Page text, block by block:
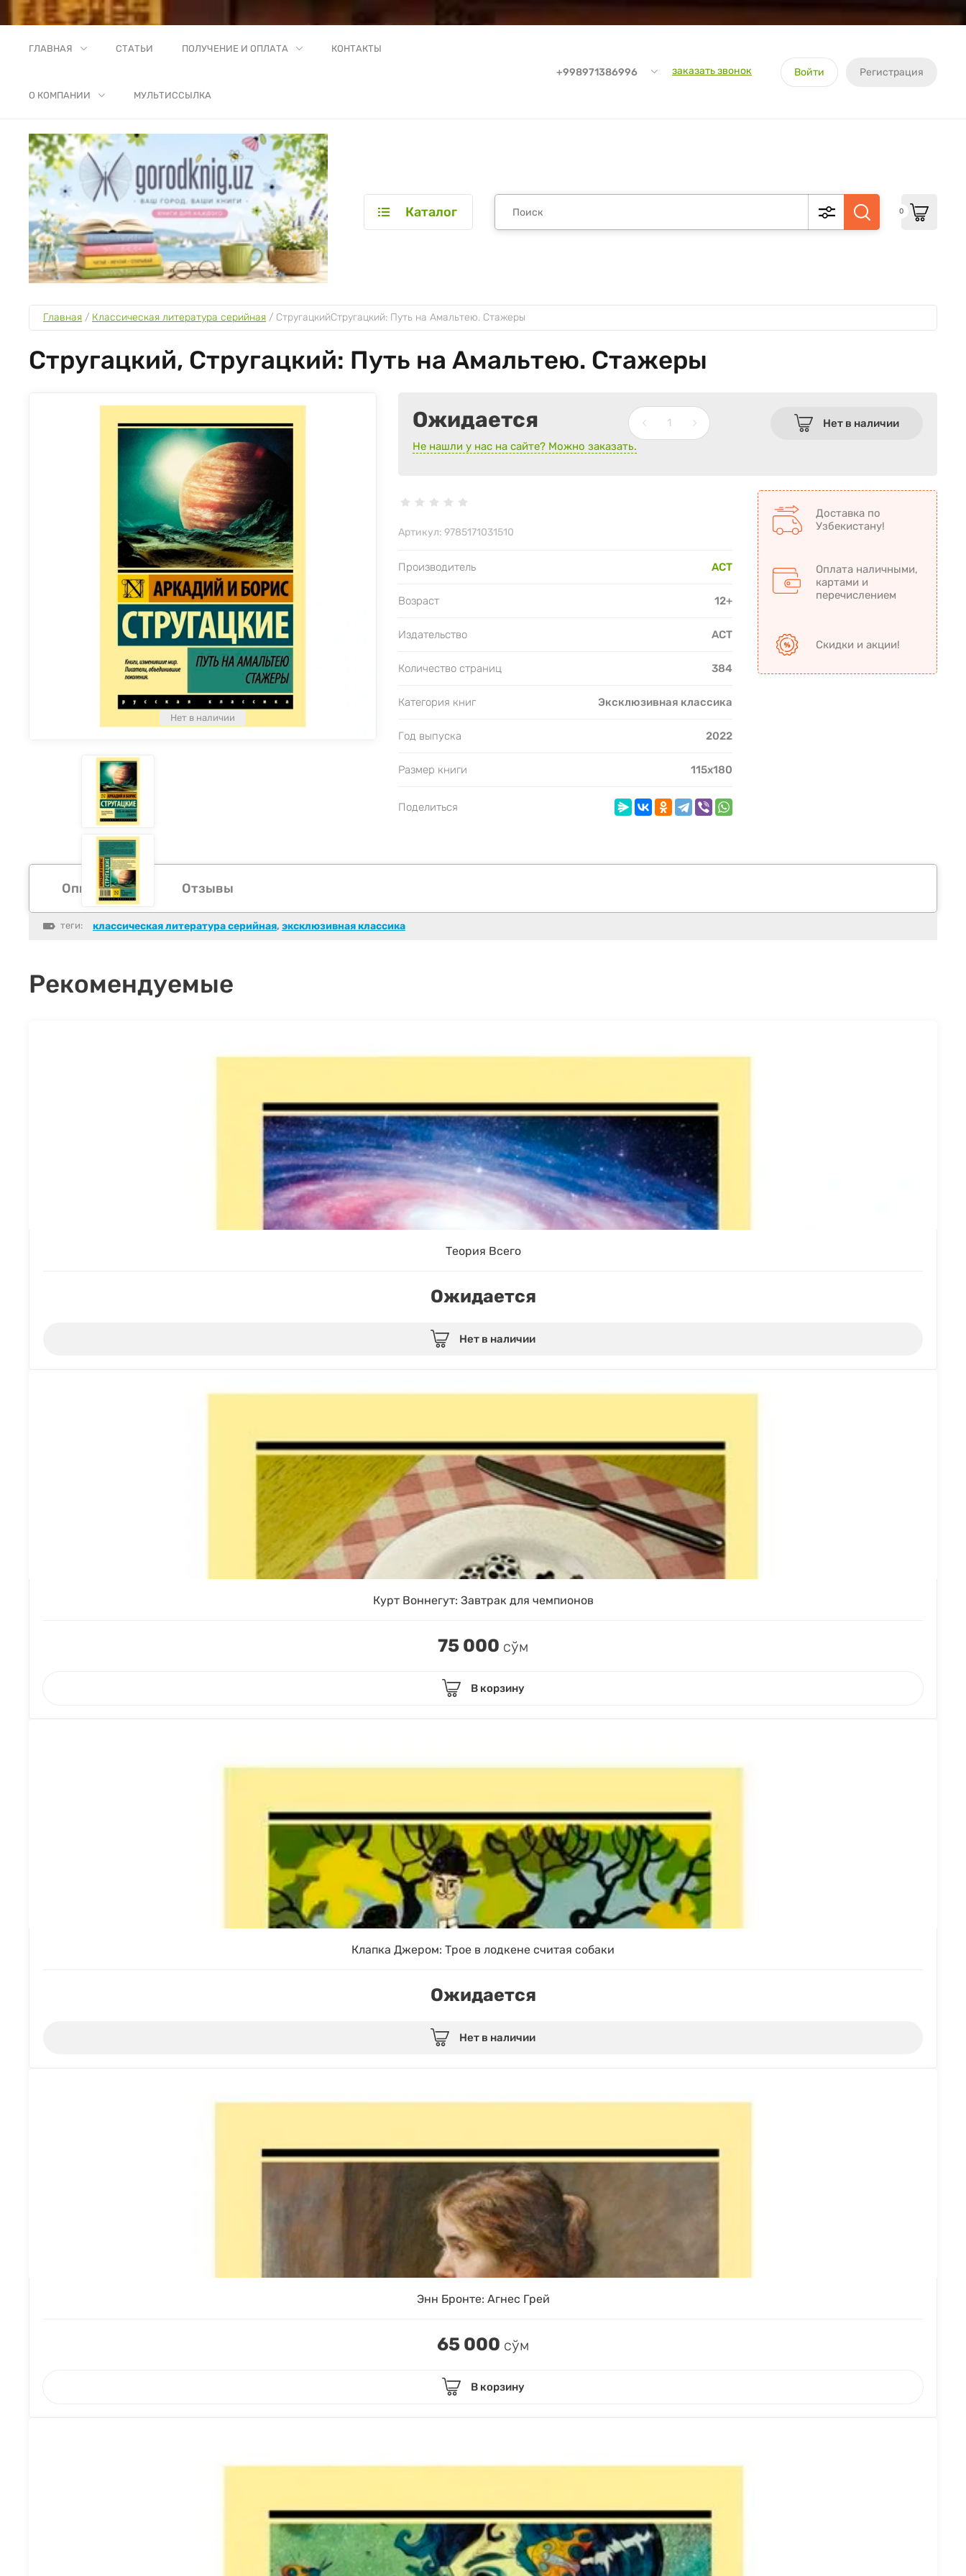
ГЛАВНАЯ СТАТЬИ ПОЛУЧЕНИЕ И ОПЛАТА КОНТАКТЫ
О КОМПАНИИ МУЛЬТИССЫЛКА
+998971386996 заказать звонок Войти Регистрация
Каталог 0
Главная / Классическая литература серийная / СтругацкийСтругацкий: Путь на Амальтею. Стажеры
Стругацкий, Стругацкий: Путь на Амальтею. Стажеры
Нет в наличии
Ожидается
Нет в наличии
Не нашли у нас на сайте? Можно заказать.
Артикул: 9785171031510
Производитель АСТ
Возраст 12+
Издательство АСТ
Количество страниц 384
Категория книг Эксклюзивная классика
Год выпуска 2022
Размер книги 115х180
Поделиться
Доставка по
Узбекистану!
Оплата наличными,
картами и
перечислением
Скидки и акции!
Описание Отзывы
теги: классическая литература серийная, эксклюзивная классика
Рекомендуемые
Теория Всего
Ожидается
Нет в наличии
Курт Воннегут: Завтрак для чемпионов
75 000 сўм
В корзину
Клапка Джером: Трое в лодкене считая собаки
Ожидается
Нет в наличии
Энн Бронте: Агнес Грей
65 000 сўм
В корзину